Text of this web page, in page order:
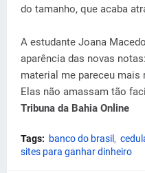
do tamanho, que acaba
A estudante Joana
aparência das novas
material me pareceu
Elas não amassam tão
Tribuna da Bahia Online
Tags: banco do brasil
sites para ganhar dinheiro